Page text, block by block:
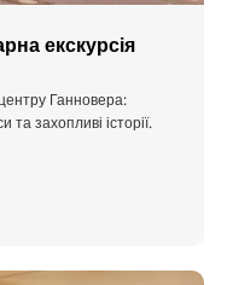
екскурсія
Ганновера:
та захопливі історії.